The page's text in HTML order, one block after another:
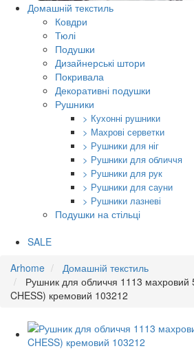
Домашній текстиль
Ковдри
Тюлі
Подушки
Дизайнерські штори
Покривала
Декоративні подушки
Рушники
> Кухонні рушники
> Махрові серветки
> Рушники для ніг
> Рушники для обличчя
> Рушники для рук
> Рушники для сауни
> Рушники лазневі
Подушки на стільці
SALE
Arhome
Домашній текстиль
Рушник для обличчя 1113
CHESS) кремовий 103212